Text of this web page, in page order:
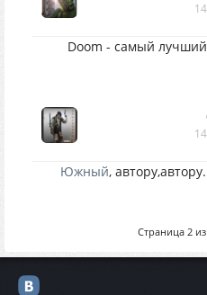
Doom - самый
Южный,
Страница 2 из